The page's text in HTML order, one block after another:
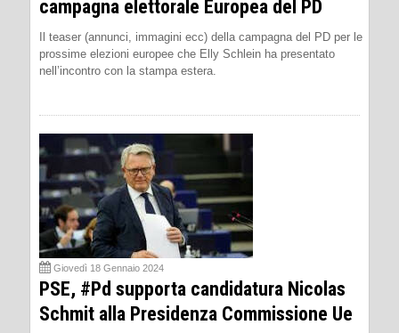
campagna elettorale Europea del PD
Il teaser (annunci, immagini ecc) della campagna del PD per le
prossime elezioni europee che Elly Schlein ha presentato
nell’incontro con la stampa estera.
Giovedì 18 Gennaio 2024
PSE, #Pd supporta candidatura Nicolas
Schmit alla Presidenza Commissione Ue